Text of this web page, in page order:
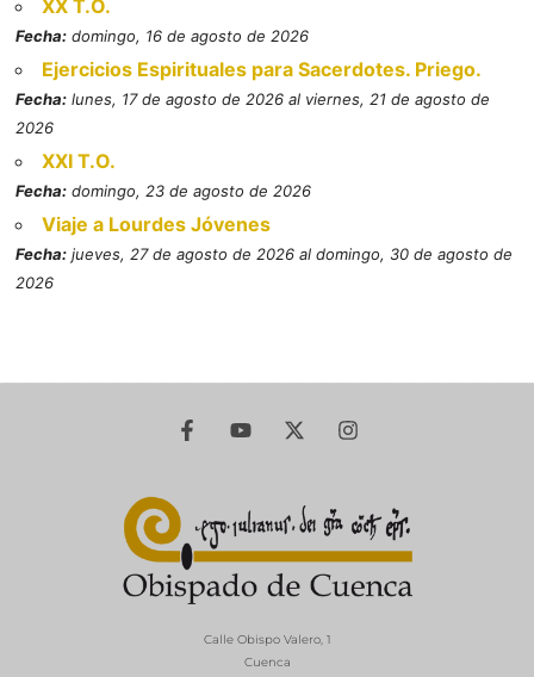
XX T.O.
Fecha: domingo, 16 de agosto de 2026
Ejercicios Espirituales para Sacerdotes. Priego.
Fecha: lunes, 17 de agosto de 2026 al viernes, 21 de agosto de
2026
XXI T.O.
Fecha: domingo, 23 de agosto de 2026
Viaje a Lourdes Jóvenes
Fecha: jueves, 27 de agosto de 2026 al domingo, 30 de agosto de
2026
Calle Obispo Valero, 1
Cuenca